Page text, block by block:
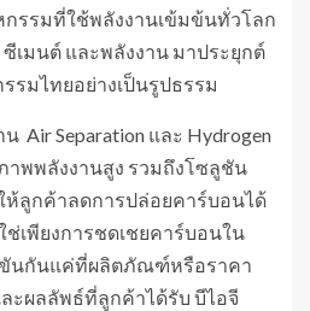
รรมที่ใช้พลังงานเข้มข้นทั่วโลก
ซีเมนต์ และพลังงาน มาประยุกต์
รมไทยอย่างเป็นรูปธรรม
Air Separation และ Hydrogen
าพพลังงานสูง รวมถึงโซลูชัน
ห้ลูกค้าลดการปล่อยคาร์บอนได้
ช่เพียงการชดเชยคาร์บอนใน
ขันกันแค่ที่ผลิตภัณฑ์หรือราคา
ผลลัพธ์ที่ลูกค้าได้รับ บีไอจี